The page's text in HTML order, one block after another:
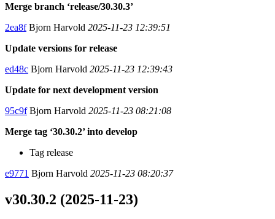
Merge branch ‘release/30.30.3’
2ea8fBjorn Harvold 2025-11-23 12:39:51
Update versions for release
ed48c Bjorn Harvold 2025-11-23 12:39:43
Update for next development version
95c9fBjorn Harvold 2025-11-23 08:21:08
Merge tag ‘30.30.2’ into develop
Tag release
e9771 Bjorn Harvold 2025-11-23 08:20:37
v30.30.2 (2025-11-23)